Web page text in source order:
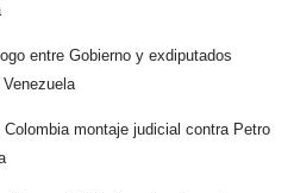
entre Gobierno y exdiputados
Colombia montaje judicial contra Petro